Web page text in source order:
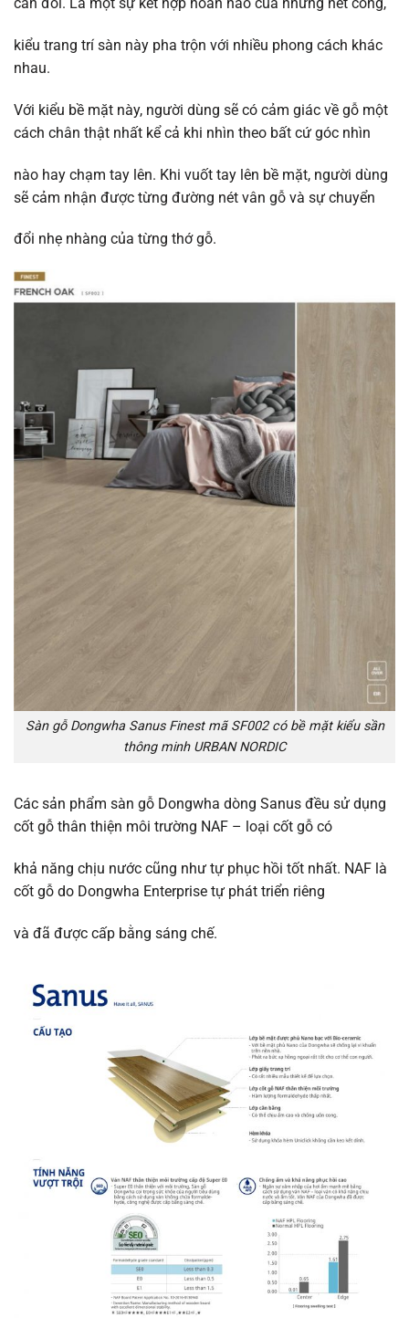
kiểu trang trí sàn này pha trộn với nhiều phong cách khác
nhau.
Với kiểu bề mặt này, người dùng sẽ có cảm giác về gỗ một
cách chân thật nhất kể cả khi nhìn theo bất cứ góc nhìn
nào hay chạm tay lên. Khi vuốt tay lên bề mặt, người dùng
sẽ cảm nhận được từng đường nét vân gỗ và sự chuyển
đổi nhẹ nhàng của từng thớ gỗ.
Sàn gỗ Dongwha Sanus Finest mã SF002 có bề mặt kiểu sần
thông minh URBAN NORDIC
Các sản phẩm sàn gỗ Dongwha dòng Sanus đều sử dụng
cốt gỗ thân thiện môi trường NAF – loại cốt gỗ có
khả năng chịu nước cũng như tự phục hồi tốt nhất. NAF là
cốt gỗ do Dongwha Enterprise tự phát triển riêng
và đã được cấp bằng sáng chế.